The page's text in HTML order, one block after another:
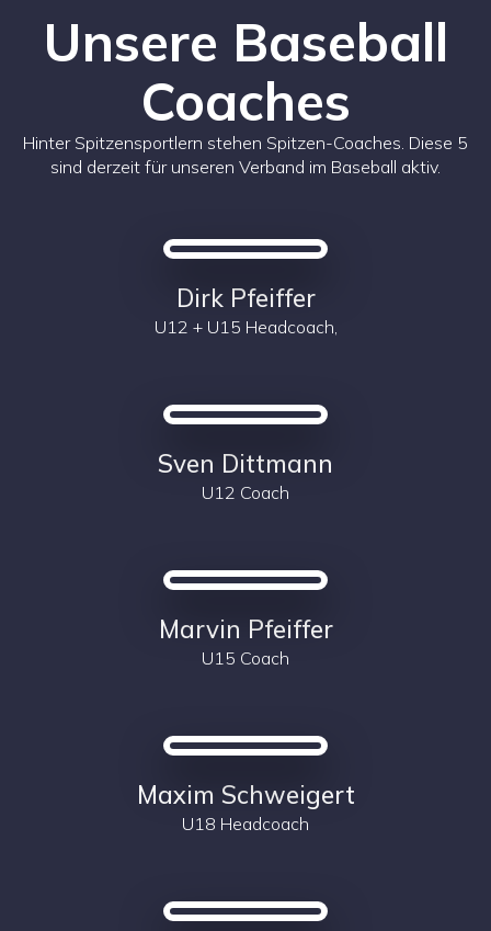
Unsere Baseball
Coaches
Hinter Spitzensportlern stehen Spitzen-Coaches. Diese 5
sind derzeit für unseren Verband im Baseball aktiv.
Dirk Pfeiffer
U12 + U15 Headcoach,
Sven Dittmann
U12 Coach
Marvin Pfeiffer
U15 Coach
Maxim Schweigert
U18 Headcoach